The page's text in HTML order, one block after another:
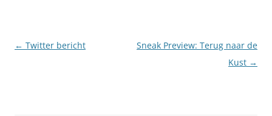
Berichtnavigatie
← Twitter bericht
Sneak Preview: Terug naar de
Kust →